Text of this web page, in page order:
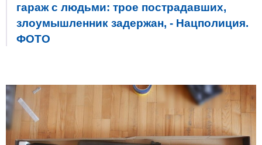
гараж с людьми: трое пострадавших,
злоумышленник задержан, - Нацполиция.
ФОТО